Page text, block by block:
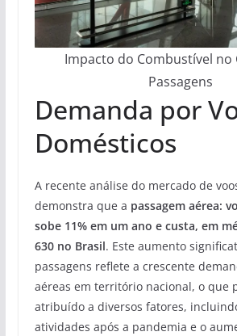
Impacto do Combustível no
Passagens
Demanda por
Domésticos
A recente análise do mercado de
demonstra que a passagem aérea:
sobe 11% em um ano e custa, em
630 no Brasil. Este aumento
passagens reflete a crescente
aéreas em território nacional, o que
atribuído a diversos fatores,
atividades após a pandemia e o